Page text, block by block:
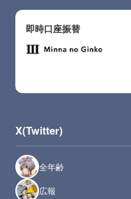
即時口座振替
X(Twitter)
全年齢
広報